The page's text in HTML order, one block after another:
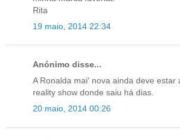
Rita
19 maio, 2014 22:34
Anónimo disse...
A Ronalda mai' nova ainda deve estar
reality show donde saiu há dias.
20 maio, 2014 00:26